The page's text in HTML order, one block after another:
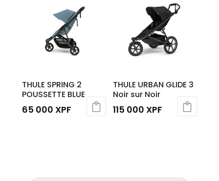
THULE SPRING 2
POUSSETTE BLUE
65 000 XPF
THULE URBAN GLIDE 3
Noir sur Noir
115 000 XPF